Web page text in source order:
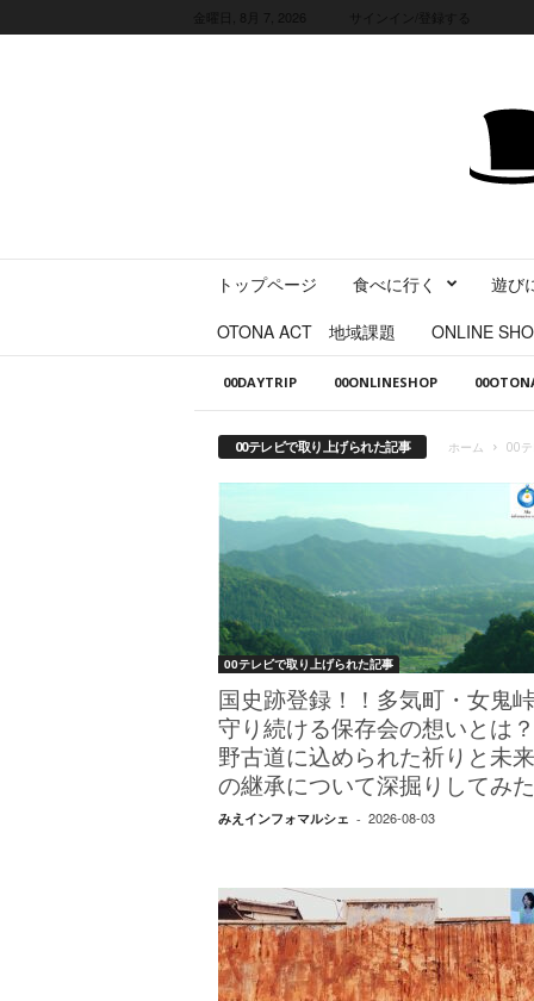
金曜日, 8月 7, 2026
トップページ 食べに行く 遊び
OTONA ACT 地域課題
ONLINE
00DAYTRIP 00ONLINESHOP
00テレビで取り上げられた記事 ホーム 00
00テレビで取り上げられた記事
国史跡登録！！多気町・女鬼
守り続ける保存会の想いとは
野古道に込められた祈りと未
の継承について深掘りしてみた
みえインフォマルシェ - 2026-08-03